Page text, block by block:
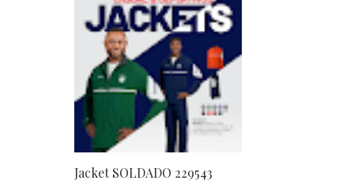
Jacket SOLDADO 229543